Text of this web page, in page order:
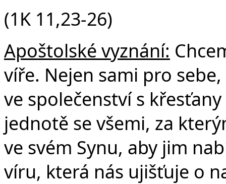
(1K 11,23-26)
Apoštolské vyznání:
víře. Nejen sami pro
ve společenství s
jednotě se všemi, za
ve svém Synu, aby jim
víru, která nás ujišťuje o